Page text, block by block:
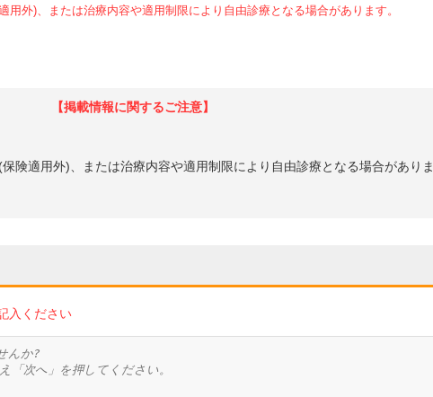
用外)、または治療内容や適用制限により自由診療となる場合があります。
【掲載情報に関するご注意】
険適用外)、または治療内容や適用制限により自由診療となる場合がありま
入ください